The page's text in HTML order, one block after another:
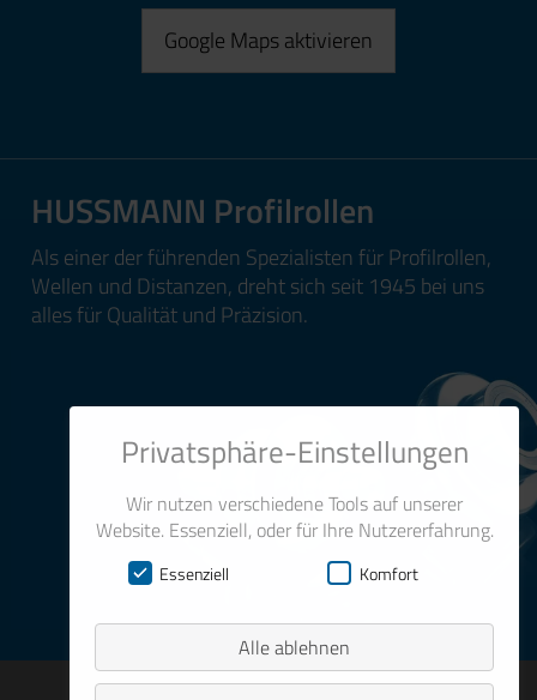
Google Maps aktivieren
HUSSMANN Profilrollen
Als einer der führenden Spezialisten für Profilrollen,
Wellen und Distanzen, dreht sich seit 1945 bei uns
alles für Qualität und Präzision.
Privatsphäre-Einstellungen
Wir nutzen verschiedene Tools auf unserer
Website. Essenziell, oder für Ihre Nutzererfahrung.
Essenziell Komfort
Alle ablehnen